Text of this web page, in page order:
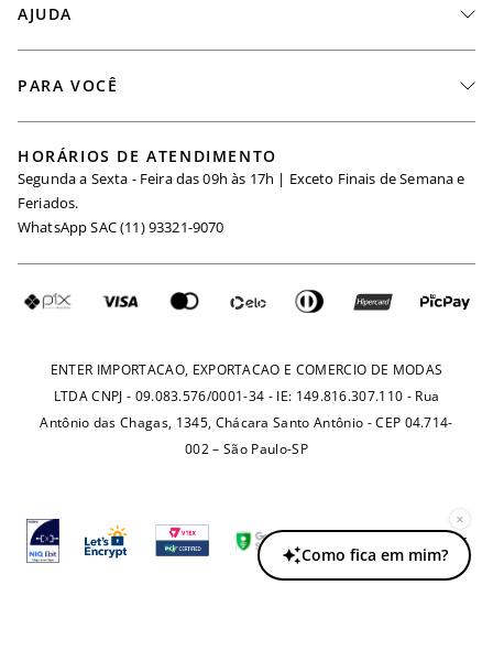
Seja um Revendedor
Igualdade Salarial
Requisição de Dados
AJUDA
Minha Conta
Trocas
Fretes e Tarifas
PARA VOCÊ
Maternidade
Seja um Afiliado
HORÁRIOS DE ATENDIMENTO
Segunda a Sexta - Feira das 09h às 17h | Exceto Finais de Semana e
Feriados.
WhatsApp SAC (11) 93321-9070
ENTER IMPORTACAO, EXPORTACAO E COMERCIO DE MODAS
LTDA CNPJ - 09.083.576/0001-34 - IE: 149.816.307.110 - Rua
Antônio das Chagas, 1345, Chácara Santo Antônio - CEP 04.714-
002 – São Paulo-SP
×
Como fica em mim?